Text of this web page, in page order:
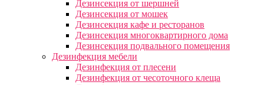
Дезинсекция от шершней
Дезинсекция от мошек
Дезинсекция кафе и ресторанов
Дезинсекция многоквартирного дома
Дезинсекция подвального помещения
Дезинфекция мебели
Дезинфекция от плесени
Дезинфекция от чесоточного клеща